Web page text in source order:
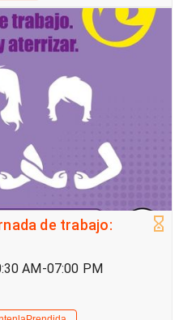
de trabajo:
AM-07:00 PM